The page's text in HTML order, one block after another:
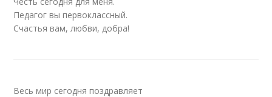
Педагог вы первоклассный.
Счастья вам, любви, добра!
Весь мир сегодня поздравляет